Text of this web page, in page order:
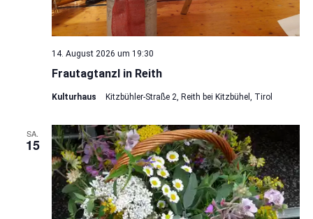
Frautagtanzl in Reith
14. August 2026 um 19:30
Kulturhaus Kitzbühler-Straße 2, Reith bei Kitzbühel, Tirol
SA.
15